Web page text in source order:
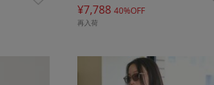
¥7,788 40%OFF
再入荷